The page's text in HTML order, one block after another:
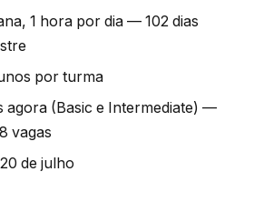
1 hora por dia — 102 dias
por turma
agora (Basic e Intermediate) —
vagas
de julho